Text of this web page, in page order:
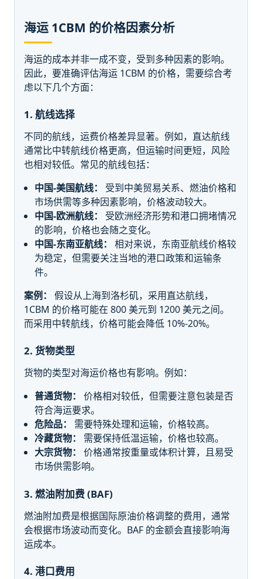
海运 1CBM 的价格因素分析
海运的成本并非一成不变，受到多种因素的影响。
因此，要准确评估海运 1CBM 的价格，需要综合考
虑以下几个方面：
1. 航线选择
不同的航线，运费价格差异显著。例如，直达航线
通常比中转航线价格更高，但运输时间更短，风险
也相对较低。常见的航线包括：
中国-美国航线：
受到中美贸易关系、燃油价格和
市场供需等多种因素影响，价格波动较大。
中国-欧洲航线：
受欧洲经济形势和港口拥堵情况
的影响，价格也会随之变化。
中国-东南亚航线：
相对来说，东南亚航线价格较
为稳定，但需要关注当地的港口政策和运输条
件。
案例：
假设从上海到洛杉矶，采用直达航线，
1CBM 的价格可能在 800 美元到 1200 美元之间。
而采用中转航线，价格可能会降低 10%-20%。
2. 货物类型
货物的类型对海运价格也有影响。例如：
普通货物：
价格相对较低，但需要注意包装是否
符合海运要求。
危险品：
需要特殊处理和运输，价格较高。
冷藏货物：
需要保持低温运输，价格也较高。
大宗货物：
价格通常按重量或体积计算，且易受
市场供需影响。
3. 燃油附加费 (BAF)
燃油附加费是根据国际原油价格调整的费用，通常
会根据市场波动而变化。BAF 的金额会直接影响海
运成本。
4. 港口费用